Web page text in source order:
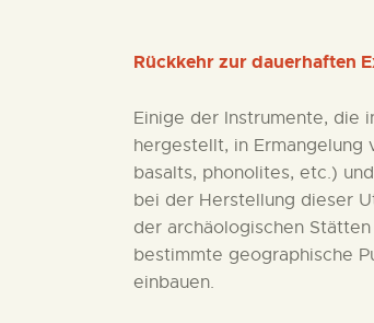
Rückkehr zur dauerhaften
Einige der Instrumente, die
hergestellt, in Ermangelung
basalts, phonolites, etc.)
bei der Herstellung dieser
der archäologischen
bestimmte geographische
einbauen.